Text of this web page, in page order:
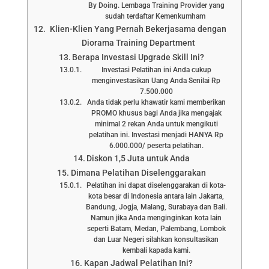
By Doing. Lembaga Training Provider yang
sudah terdaftar Kemenkumham
Klien-Klien Yang Pernah Bekerjasama dengan
Diorama Training Department
Berapa Investasi Upgrade Skill Ini?
Investasi Pelatihan ini Anda cukup
menginvestasikan Uang Anda Senilai Rp
7.500.000
Anda tidak perlu khawatir kami memberikan
PROMO khusus bagi Anda jika mengajak
minimal 2 rekan Anda untuk mengikuti
pelatihan ini. Investasi menjadi HANYA Rp
6.000.000/ peserta pelatihan.
Diskon 1,5 Juta untuk Anda
Dimana Pelatihan Diselenggarakan
Pelatihan ini dapat diselenggarakan di kota-
kota besar di Indonesia antara lain Jakarta,
Bandung, Jogja, Malang, Surabaya dan Bali.
Namun jika Anda menginginkan kota lain
seperti Batam, Medan, Palembang, Lombok
dan Luar Negeri silahkan konsultasikan
kembali kapada kami.
Kapan Jadwal Pelatihan Ini?